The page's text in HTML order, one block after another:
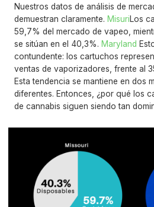
Nuestros datos de análisis de
demuestran claramente. MisuriLos
59,7% del mercado de vapeo,
se sitúan en el 40,3%. Maryland
contundente: los cartuchos
ventas de vaporizadores, frente al
Esta tendencia se mantiene en dos
diferentes. Entonces, ¿por qué los
de cannabis siguen siendo tan